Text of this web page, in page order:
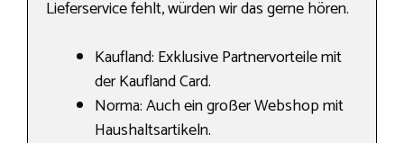
Lieferservice fehlt, würden wir das gerne hören.
Kaufland: Exklusive Partnervorteile mit
der Kaufland Card.
Norma: Auch ein großer Webshop mit
Haushaltsartikeln.